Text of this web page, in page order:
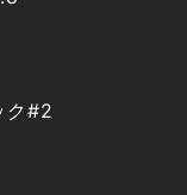
ク#2